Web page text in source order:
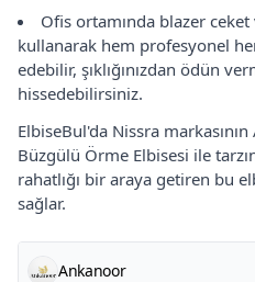
Ofis ortamında blazer
kullanarak hem profesyonel
edebilir, şıklığınızdan ödün
hissedebilirsiniz.
ElbiseBul'da Nissra
Büzgülü Örme Elbisesi ile
rahatlığı bir araya getiren bu
sağlar.
Ankanoor